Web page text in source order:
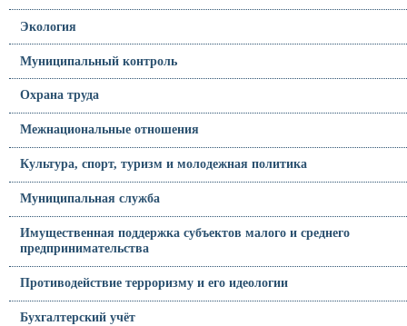
Экология
Муниципальный контроль
Охрана труда
Межнациональные отношения
Культура, спорт, туризм и молодежная политика
Муниципальная служба
Имущественная поддержка субъектов малого и среднего
предпринимательства
Противодействие терроризму и его идеологии
Бухгалтерский учёт